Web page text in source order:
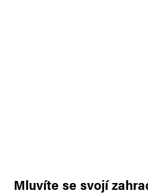
Mluvíte se svojí